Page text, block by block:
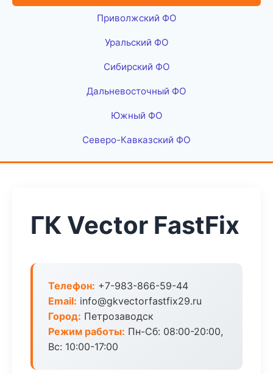
Приволжский ФО
Уральский ФО
Сибирский ФО
Дальневосточный ФО
Южный ФО
Северо-Кавказский ФО
ГК Vector FastFix
Телефон: +7-983-866-59-44
Email: info@gkvectorfastfix29.ru
Город: Петрозаводск
Режим работы: Пн-Сб: 08:00-20:00,
Вс: 10:00-17:00